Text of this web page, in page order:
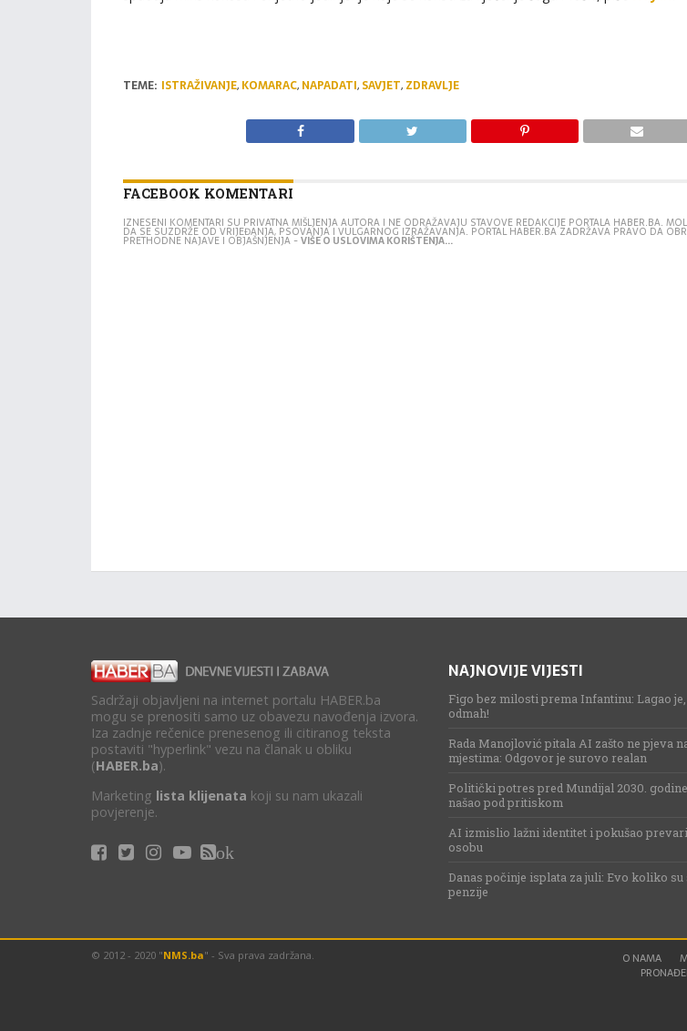
TEME: ISTRAŽIVANJE, KOMARAC, NAPADATI, SAVJET, ZDRAVLJE
FACEBOOK KOMENTARI
IZNESENI KOMENTARI SU PRIVATNA MIŠLJENJA AUTORA I NE ODRAŽAVAJU STAVOVE REDAKCIJE PORTALA HABER.BA.
DA SE SUZDRŽE OD VRIJEĐANJA, PSOVANJA I VULGARNOG IZRAŽAVANJA. PORTAL HABER.BA ZADRŽAVA PRAVO DA
PRETHODNE NAJAVE I OBJAŠNJENJA -VIŠE O USLOVIMA KORIŠTENJA...
Sadržaji objavljeni na internet portalu HABER.ba
mogu se prenositi samo uz obavezu navođenja izvora.
Iza zadnje rečenice prenesenog ili citiranog teksta
postaviti "hyperlink" vezu na članak u obliku
(HABER.ba).
Marketing lista klijenata koji su nam ukazali
povjerenje.
ok
NAJNOVIJE VIJESTI
Figo bez milosti prema Infantinu: Lagao
odmah!
Rada Manojlović pitala AI zašto ne pjeva
mjestima: Odgovor je surovo realan
Politički potres pred Mundijal 2030.
našao pod pritiskom
AI izmislio lažni identitet i pokušao
osobu
Danas počinje isplata za juli: Evo koliko su
penzije
O NAMA
© 2012 - 2020 "NMS.ba" - Sva prava zadržana.